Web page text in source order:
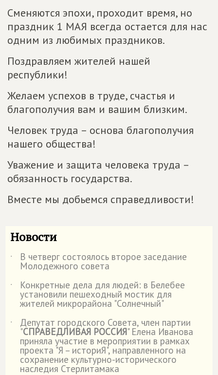
Сменяются эпохи, проходит время, но
праздник 1 МАЯ всегда остается для нас
одним из любимых праздников.
Поздравляем жителей нашей
республики!
Желаем успехов в труде, счастья и
благополучия вам и вашим близким.
Человек труда – основа благополучия
нашего общества!
Уважение и защита человека труда –
обязанность государства.
Вместе мы добьемся справедливости!
Новости
˙ В четверг состоялось второе заседание
Молодежного совета
˙
Конкретные дела для людей: в Белебее
установили пешеходный мостик для
жителей микрорайона "Солнечный"
˙
Депутат городского Совета, член партии
"СПРАВЕДЛИВАЯ РОССИЯ" Елена Иванова
приняла участие в мероприятии в рамках
проекта "Я – историЯ", направленного на
сохранение культурно-исторического
наследия Стерлитамака